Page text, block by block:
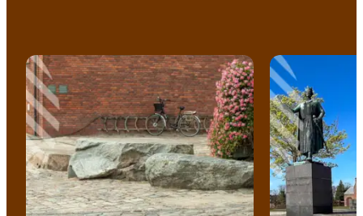
Tingstenene Valdemar den